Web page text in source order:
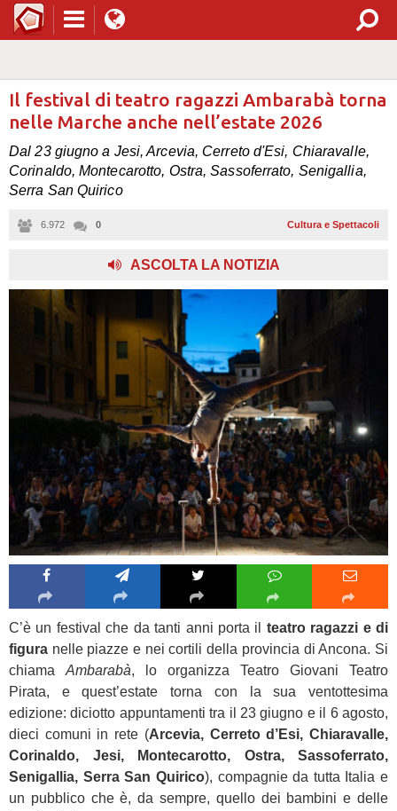
Il festival di teatro ragazzi Ambarabà torna
nelle Marche anche nell’estate 2026
Dal 23 giugno a Jesi, Arcevia, Cerreto d'Esi, Chiaravalle,
Corinaldo, Montecarotto, Ostra, Sassoferrato, Senigallia,
Serra San Quirico
6.972 0 Cultura e Spettacoli
ASCOLTA LA NOTIZIA
C’è un festival che da tanti anni porta il teatro ragazzi e di
figura nelle piazze e nei cortili della provincia di Ancona. Si
chiama Ambarabà, lo organizza Teatro Giovani Teatro
Pirata, e quest’estate torna con la sua ventottesima
edizione: diciotto appuntamenti tra il 23 giugno e il 6 agosto,
dieci comuni in rete (Arcevia, Cerreto d’Esi, Chiaravalle,
Corinaldo, Jesi, Montecarotto, Ostra, Sassoferrato,
Senigallia, Serra San Quirico), compagnie da tutta Italia e
un pubblico che è, da sempre, quello dei bambini e delle